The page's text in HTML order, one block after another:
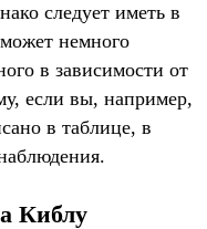
следует иметь в
немного
в зависимости от
если вы, например,
в таблице, в
Киблу